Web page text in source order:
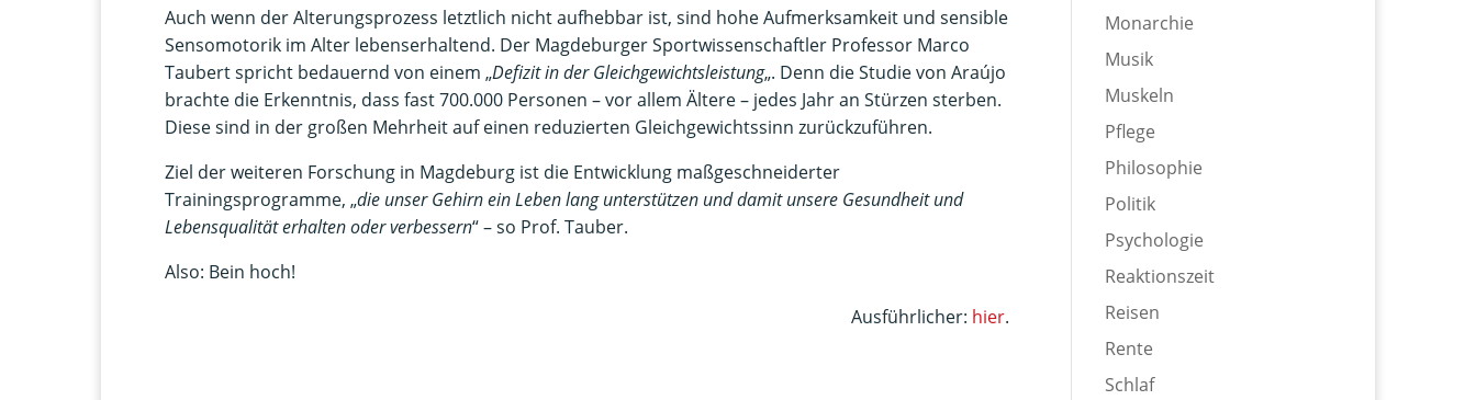
Auch wenn der Alterungsprozess letztlich nicht aufhebbar ist, sind hohe Aufmerksamkeit und sensible
Sensomotorik im Alter lebenserhaltend. Der Magdeburger Sportwissenschaftler Professor Marco
Taubert spricht bedauernd von einem „Defizit in der Gleichgewichtsleistung„. Denn die Studie von Araújo
brachte die Erkenntnis, dass fast 700.000 Personen – vor allem Ältere – jedes Jahr an Stürzen sterben.
Diese sind in der großen Mehrheit auf einen reduzierten Gleichgewichtssinn zurückzuführen.
Ziel der weiteren Forschung in Magdeburg ist die Entwicklung maßgeschneiderter
Trainingsprogramme, „die unser Gehirn ein Leben lang unterstützen und damit unsere Gesundheit und
Lebensqualität erhalten oder verbessern“ – so Prof. Tauber.
Also: Bein hoch!
Ausführlicher: hier.
Monarchie
Musik
Muskeln
Pflege
Philosophie
Politik
Psychologie
Reaktionszeit
Reisen
Rente
Schlaf